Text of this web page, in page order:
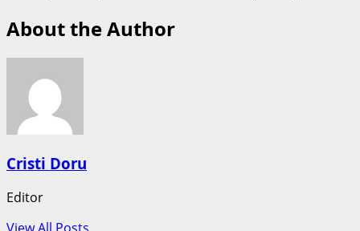
About the Author
Cristi Doru
Editor